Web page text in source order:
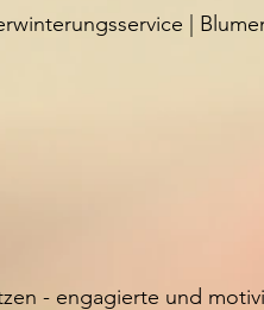
|
- engagierte und